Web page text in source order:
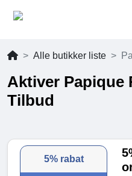
Alle butikker liste
Aktiver Papique
Tilbud
5% rabat